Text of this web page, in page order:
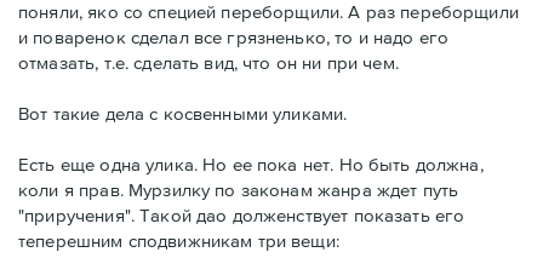
поняли, яко со специей переборщили. А раз переборщили
и поваренок сделал все грязненько, то и надо его
отмазать, т.е. сделать вид, что он ни при чем.
Вот такие дела с косвенными уликами.
Есть еще одна улика. Но ее пока нет. Но быть должна,
коли я прав. Мурзилку по законам жанра ждет путь
"приручения". Такой дао долженствует показать его
теперешним сподвижникам три вещи: